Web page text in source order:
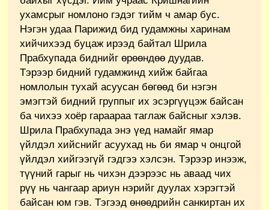
ухамсрыг номлоно гэдэг тийм ч амар бус.
Нэгэн удаа Парижид бид гудамжны харинам
хийчихээд буцаж ирээд байтал Шрила
Прабхупада биднийг өрөөндөө дуудав.
Тэрээр бидний гудамжинд хийж байгаа
номлолын тухай асуусан бөгөөд би нэгэн
эмэгтэй бидний группыг их эсэргүүцэж байсан
ба чихээ хоёр гараараа таглаж байсныг хэлэв.
Шрила Прабхупада энэ үед намайг ямар
үйлдэл хийснийг асуухад нь би ямар ч онцгой
үйлдэл хийгээгүй гэдгээ хэлсэн. Тэрээр инээж,
түүний гарыг нь чихэн дээрээс нь аваад чих
рүү нь чангаар ариун нэрийг дуулах хэрэгтэй
байсан юм гэв. Тэгээд өнөөдрийн санкиртан их